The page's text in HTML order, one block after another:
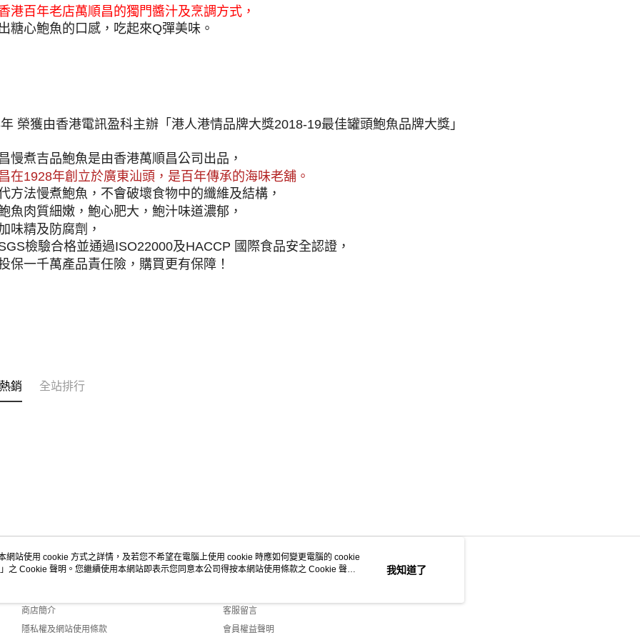
港百年老店萬順昌的獨門醬汁及烹調方式，
糖心鮑魚的口感，吃起來Q彈美味。
榮獲由香港電訊盈科主辦「港人港情品牌大獎2018-19最佳罐頭鮑魚品牌大獎」
慢煮吉品鮑魚是由香港萬順昌公司出品，
在1928年創立於廣東汕頭，是百年傳承的海味老舖。
方法慢煮鮑魚，不會破壞食物中的纖維及結構，
魚肉質細嫩，鮑心肥大，鮑汁味道濃郁，
味精及防腐劑，
檢驗合格並通過ISO22000及HACCP 國際食品安全認證，
保一千萬產品責任險，購買更有保障！
銷 全站排行
關於我們
商店簡介
隱私權及網站使用條款
客服資訊
客服留言
會員權益聲明
網站使用 cookie 方式之詳情，及若您不希望在電腦上使用 cookie 時應如何變更電腦的 cookie
」之 Cookie 聲明。您繼續使用本網站即表示您同意本公司得按本網站使用條款之 Cookie 聲明
我知道了